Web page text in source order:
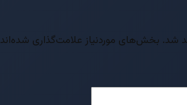
شد. بخش‌های موردنیاز علامت‌گذاری شده‌اند